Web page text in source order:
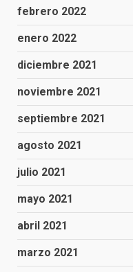
febrero 2022
enero 2022
diciembre 2021
noviembre 2021
septiembre 2021
agosto 2021
julio 2021
mayo 2021
abril 2021
marzo 2021